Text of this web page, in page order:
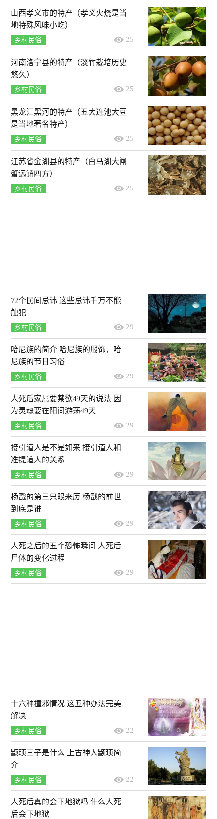
山西孝义市的特产（孝义火烧是当
地特殊风味小吃）
乡村民俗 25
河南洛宁县的特产（淡竹栽培历史
悠久）
乡村民俗 25
黑龙江黑河的特产（五大连池大豆
是当地著名特产）
乡村民俗 25
江苏省金湖县的特产（白马湖大闸
蟹远销四方）
乡村民俗 25
72个民间忌讳 这些忌讳千万不能
触犯
乡村民俗 29
哈尼族的简介 哈尼族的服饰，哈
尼族的节日习俗
乡村民俗 29
人死后家属要禁欲49天的说法 因
为灵魂要在阳间游荡49天
乡村民俗 29
接引道人是不是如来 接引道人和
准提道人的关系
乡村民俗 29
杨戬的第三只眼来历 杨戬的前世
到底是谁
乡村民俗 29
人死之后的五个恐怖瞬间 人死后
尸体的变化过程
乡村民俗 29
十六种撞邪情况 这五种办法完美
解决
乡村民俗 22
颛顼三子是什么 上古神人颛顼简
介
乡村民俗 22
人死后真的会下地狱吗 什么人死
后会下地狱